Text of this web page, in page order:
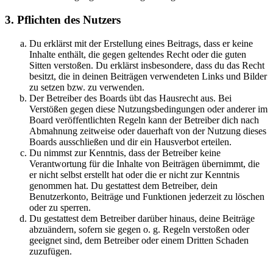
3. Pflichten des Nutzers
Du erklärst mit der Erstellung eines Beitrags, dass er keine
Inhalte enthält, die gegen geltendes Recht oder die guten
Sitten verstoßen. Du erklärst insbesondere, dass du das Recht
besitzt, die in deinen Beiträgen verwendeten Links und Bilder
zu setzen bzw. zu verwenden.
Der Betreiber des Boards übt das Hausrecht aus. Bei
Verstößen gegen diese Nutzungsbedingungen oder anderer im
Board veröffentlichten Regeln kann der Betreiber dich nach
Abmahnung zeitweise oder dauerhaft von der Nutzung dieses
Boards ausschließen und dir ein Hausverbot erteilen.
Du nimmst zur Kenntnis, dass der Betreiber keine
Verantwortung für die Inhalte von Beiträgen übernimmt, die
er nicht selbst erstellt hat oder die er nicht zur Kenntnis
genommen hat. Du gestattest dem Betreiber, dein
Benutzerkonto, Beiträge und Funktionen jederzeit zu löschen
oder zu sperren.
Du gestattest dem Betreiber darüber hinaus, deine Beiträge
abzuändern, sofern sie gegen o. g. Regeln verstoßen oder
geeignet sind, dem Betreiber oder einem Dritten Schaden
zuzufügen.